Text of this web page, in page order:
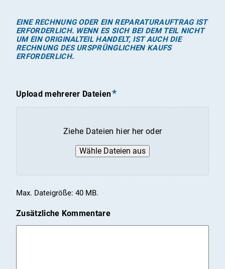
EINE RECHNUNG ODER EIN REPARATURAUFTRAG IST
ERFORDERLICH. WENN ES SICH BEI DEM TEIL NICHT
UM EIN ORIGINALTEIL HANDELT, IST AUCH DIE
RECHNUNG DES URSPRÜNGLICHEN KAUFS
ERFORDERLICH.
Upload mehrerer Dateien
Ziehe Dateien hier her oder
Wähle Dateien aus
Max. Dateigröße: 40 MB.
Zusätzliche Kommentare